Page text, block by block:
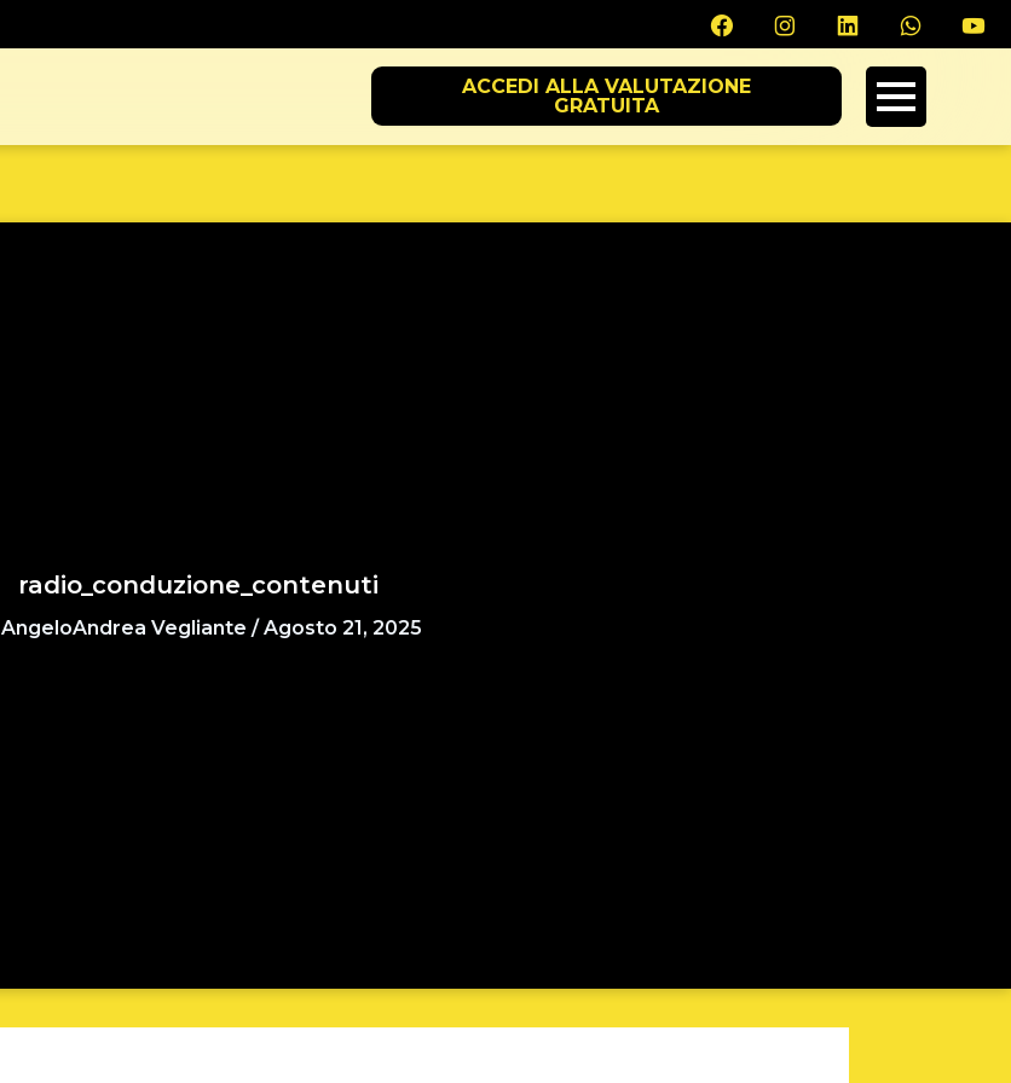
ACCEDI ALLA VALUTAZIONE
GRATUITA
radio_conduzione_contenuti
AngeloAndrea Vegliante /Agosto 21, 2025